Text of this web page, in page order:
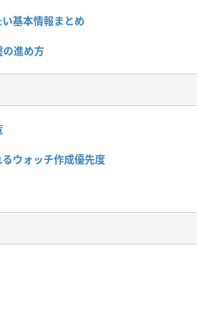
基本情報まとめ
の進め方
ウォッチ作成優先度